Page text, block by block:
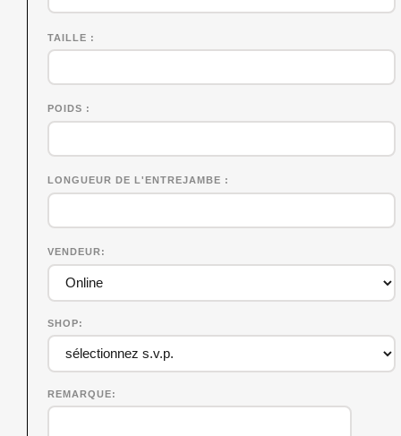
TAILLE
POIDS
LONGUEUR DE L'ENTREJAMBE
VENDEUR
SHOP
REMARQUE